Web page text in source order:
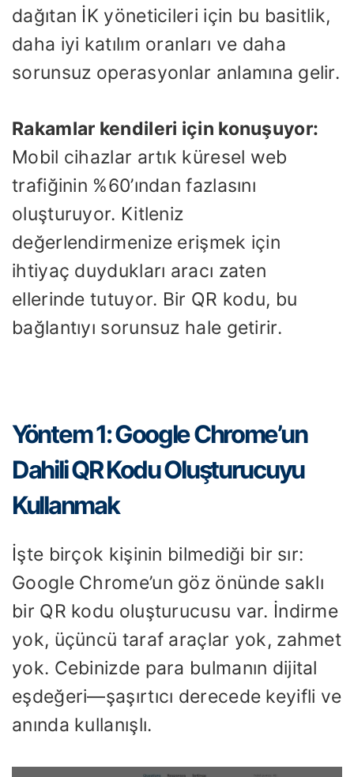
dağıtan İK yöneticileri için bu basitlik,
daha iyi katılım oranları ve daha
sorunsuz operasyonlar anlamına gelir.
Rakamlar kendileri için konuşuyor:
Mobil cihazlar artık küresel web
trafiğinin %60’ından fazlasını
oluşturuyor. Kitleniz
değerlendirmenize erişmek için
ihtiyaç duydukları aracı zaten
ellerinde tutuyor. Bir QR kodu, bu
bağlantıyı sorunsuz hale getirir.
Yöntem 1: Google Chrome’un
Dahili QR Kodu Oluşturucuyu
Kullanmak
İşte birçok kişinin bilmediği bir sır:
Google Chrome’un göz önünde saklı
bir QR kodu oluşturucusu var. İndirme
yok, üçüncü taraf araçlar yok, zahmet
yok. Cebinizde para bulmanın dijital
eşdeğeri—şaşırtıcı derecede keyifli ve
anında kullanışlı.